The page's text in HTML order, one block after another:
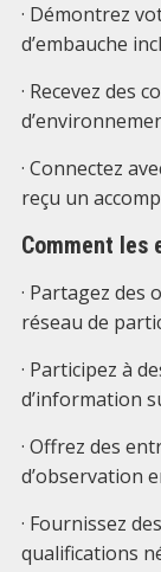
· Démontrez
d’embauche
· Recevez des
· Connectez
reçu un
Comment les
· Partagez des
réseau de
· Participez à
d’information
· Offrez des
d’observation
· Fournissez
qualifications